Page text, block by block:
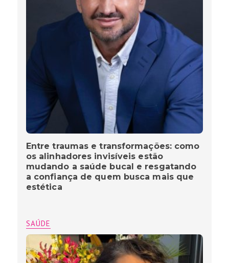
Entre traumas e transformações: como
os alinhadores invisíveis estão
mudando a saúde bucal e resgatando
a confiança de quem busca mais que
estética
SAÚDE